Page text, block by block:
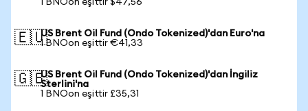
1 BNOon eşittir $47,56
🇪🇺US Brent Oil Fund (Ondo Tokenized)'dan Euro'na
1 BNOon eşittir €41,33
🇬🇧US Brent Oil Fund (Ondo Tokenized)'dan İngiliz
Sterlini'na
1 BNOon eşittir £35,31